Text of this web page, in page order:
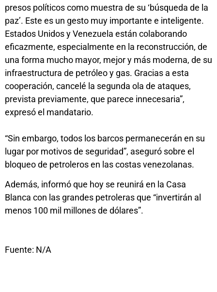
presos políticos como muestra de su ‘búsqueda de la
paz’. Este es un gesto muy importante e inteligente.
Estados Unidos y Venezuela están colaborando
eficazmente, especialmente en la reconstrucción, de
una forma mucho mayor, mejor y más moderna, de su
infraestructura de petróleo y gas. Gracias a esta
cooperación, cancelé la segunda ola de ataques,
prevista previamente, que parece innecesaria”,
expresó el mandatario.
“Sin embargo, todos los barcos permanecerán en su
lugar por motivos de seguridad”, aseguró sobre el
bloqueo de petroleros en las costas venezolanas.
Además, informó que hoy se reunirá en la Casa
Blanca con las grandes petroleras que “invertirán al
menos 100 mil millones de dólares”.
Fuente: N/A